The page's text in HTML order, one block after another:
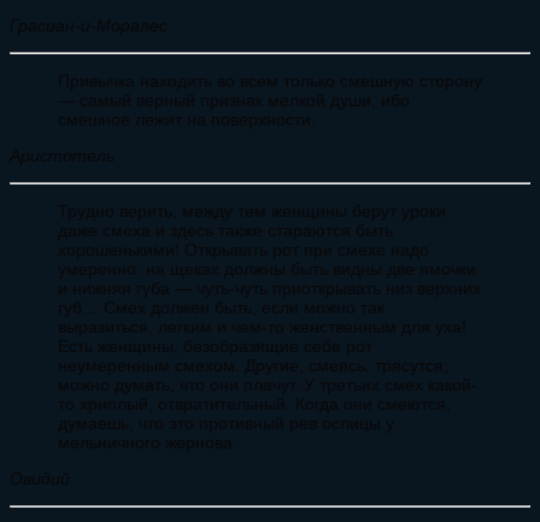
Грасиан-и-Моралес
Привычка находить во всем только смешную сторону
— самый верный признак мелкой души, ибо
смешное лежит на поверхности.
Аристотель
Трудно верить, между тем женщины берут уроки
даже смеха и здесь также стараются быть
хорошенькими! Открывать рот при смехе надо
умеренно: на щеках должны быть видны две ямочки
и нижняя губа — чуть-чуть приоткрывать низ верхних
губ… Смех должен быть, если можно так
выразиться, легким и чем-то женственным для уха!
Есть женщины, безобразящие себе рот
неумеренным смехом. Другие, смеясь, трясутся;
можно думать, что они плачут. У третьих смех какой-
то хриплый, отвратительный. Когда они смеются,
думаешь, что это противный рев ослицы у
мельничного жернова.
Овидий